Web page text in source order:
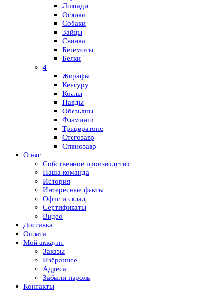
Лошади
Ослики
Собаки
Зайцы
Свинка
Бегемоты
Белки
4
Жирафы
Кенгуру
Коалы
Панды
Обезьяны
Фламинго
Трицератопс
Стегозавр
Спинозавр
О нас
Собственное производство
Наша команда
История
Интересные факты
Офис и склад
Сертификаты
Видео
Доставка
Оплата
Мой аккаунт
Заказы
Избранное
Адреса
Забыли пароль
Контакты